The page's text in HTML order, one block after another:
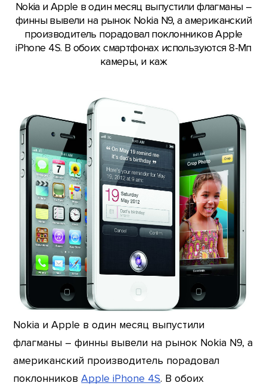
Nokia и Apple в один месяц выпустили флагманы –
финны вывели на рынок Nokia N9, а американский
производитель порадовал поклонников Apple
iPhone 4S. В обоих смартфонах используются 8-Мп
камеры, и каж
Nokia и Apple в один месяц выпустили
флагманы – финны вывели на рынок Nokia N9, а
американский производитель порадовал
поклонниковApple iPhone 4S. В обоих